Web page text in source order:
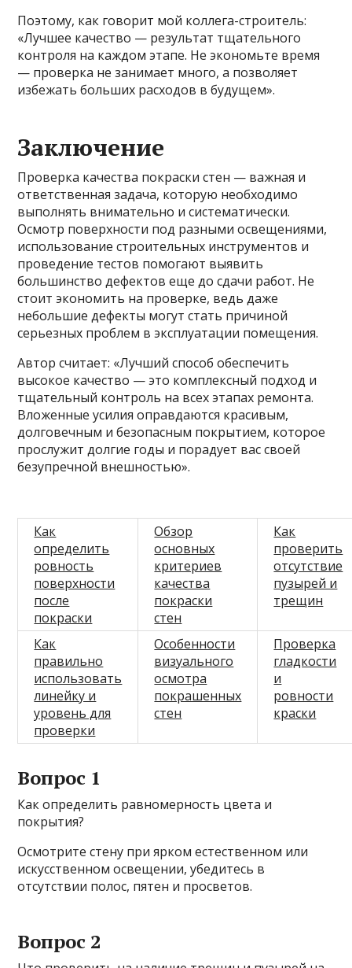
Поэтому, как говорит мой коллега-строитель:
«Лучшее качество — результат тщательного
контроля на каждом этапе. Не экономьте время
— проверка не занимает много, а позволяет
избежать больших расходов в будущем».
Заключение
Проверка качества покраски стен — важная и
ответственная задача, которую необходимо
выполнять внимательно и систематически.
Осмотр поверхности под разными освещениями,
использование строительных инструментов и
проведение тестов помогают выявить
большинство дефектов еще до сдачи работ. Не
стоит экономить на проверке, ведь даже
небольшие дефекты могут стать причиной
серьезных проблем в эксплуатации помещения.
Автор считает: «Лучший способ обеспечить
высокое качество — это комплексный подход и
тщательный контроль на всех этапах ремонта.
Вложенные усилия оправдаются красивым,
долговечным и безопасным покрытием, которое
прослужит долгие годы и порадует вас своей
безупречной внешностью».
Как
определить
ровность
поверхности
после
покраски
Обзор
основных
критериев
качества
покраски
стен
Как
проверить
отсутствие
пузырей и
трещин
Как
правильно
использовать
линейку и
уровень для
проверки
Особенности
визуального
осмотра
покрашенных
стен
Проверка
гладкости
и
ровности
краски
Вопрос 1
Как определить равномерность цвета и
покрытия?
Осмотрите стену при ярком естественном или
искусственном освещении, убедитесь в
отсутствии полос, пятен и просветов.
Вопрос 2